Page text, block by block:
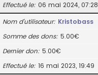
Effectué le 06 mai 2024, 07:28
Nom d’utilisateur Kristobass
Somme des dons 5.00€
Dernier don 5.00€
Effectué le 16 mai 2023, 19:49